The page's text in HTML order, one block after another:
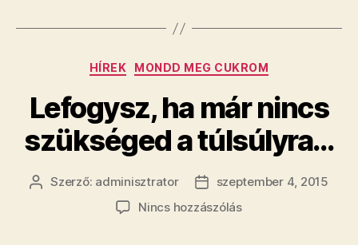
Kategóriák
HÍREK MONDD MEG CUKROM
Lefogysz, ha már nincs
szükséged a túlsúlyra…
Bejegyzés
Szerző: adminisztrator
Bejegyzés
dátuma
szeptember 4, 2015
Nincs hozzászólása(z)